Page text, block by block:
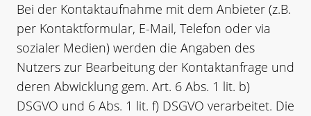
Bei der Kontaktaufnahme mit dem Anbieter (z.B.
per Kontaktformular, E-Mail, Telefon oder via
sozialer Medien) werden die Angaben des
Nutzers zur Bearbeitung der Kontaktanfrage und
deren Abwicklung gem. Art. 6 Abs. 1 lit. b)
DSGVO und 6 Abs. 1 lit. f) DSGVO verarbeitet. Die